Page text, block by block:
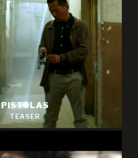
PISTOLAS
TEASER